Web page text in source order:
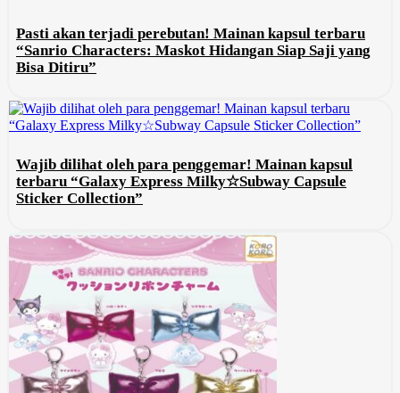
Pasti akan terjadi perebutan! Mainan kapsul terbaru
“Sanrio Characters: Maskot Hidangan Siap Saji yang
Bisa Ditiru”
Wajib dilihat oleh para penggemar! Mainan kapsul
terbaru “Galaxy Express Milky☆Subway Capsule
Sticker Collection”